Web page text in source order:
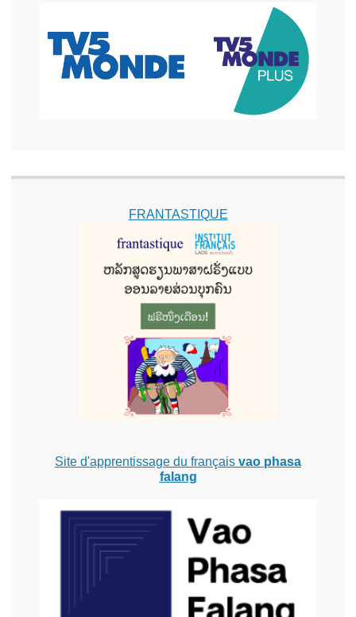
FRANTASTIQUE
Site d'apprentissage du français vao phasa
falang